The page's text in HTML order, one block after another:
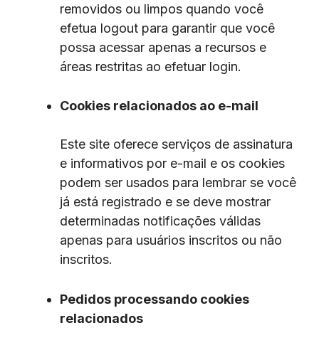
removidos ou limpos quando você
efetua logout para garantir que você
possa acessar apenas a recursos e
áreas restritas ao efetuar login.
Cookies relacionados ao e-mail
Este site oferece serviços de assinatura
e informativos por e-mail e os cookies
podem ser usados ​​para lembrar se você
já está registrado e se deve mostrar
determinadas notificações válidas
apenas para usuários inscritos ou não
inscritos.
Pedidos processando cookies
relacionados